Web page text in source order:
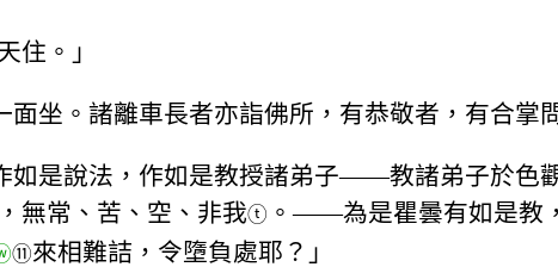
住。」
坐。諸離車長者亦詣佛所，有恭敬者，有合掌
如是說法，作如是教授諸弟子——教諸弟子於色
無常、苦、空、非我ⓣ 。——為是瞿曇有如是教
⑪來相難詰，令墮負處耶？」